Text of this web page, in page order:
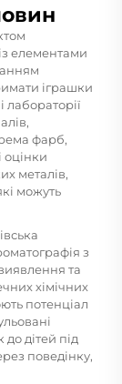
елементами
іграшки
лабораторії
фарб,
оцінки
металів,
можуть
з
та
хімічних
потенціал
дітей під
поведінку,